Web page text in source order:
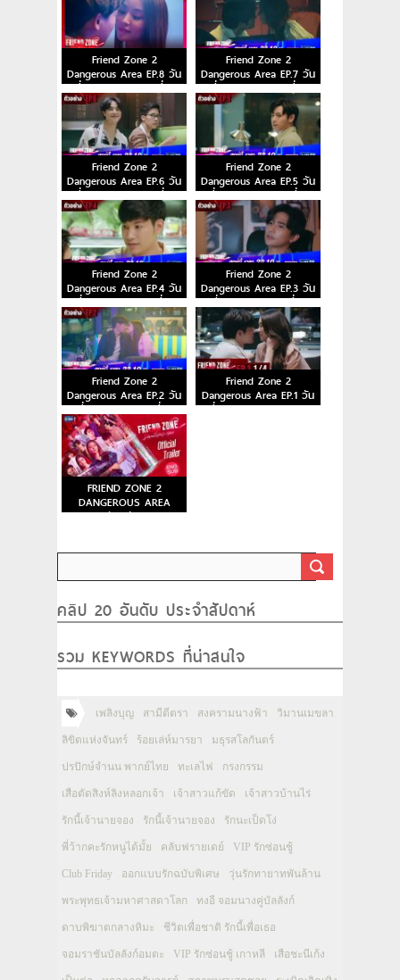
Friend Zone 2
Dangerous Area EP.8 วัน
ที่ 13 พ.ย. 63 ตอนที่ 8
Friend Zone 2
Dangerous Area EP.7 วัน
ที่ 6 พ.ย. 63 ตอนที่ 7
Friend Zone 2
Dangerous Area EP.6 วัน
ที่ 30 ต.ค. 63 ตอนที่ 6
Friend Zone 2
Dangerous Area EP.5 วัน
ที่ 23 ต.ค. 63 ตอนที่ 5
Friend Zone 2
Dangerous Area EP.4 วัน
ที่ 16 ต.ค. 63 ตอนที่ 4
Friend Zone 2
Dangerous Area EP.3 วัน
ที่ 9 ต.ค. 63 ตอนที่ 3
Friend Zone 2
Dangerous Area EP.2 วัน
ที่ 2 ต.ค. 63 ตอนที่ 2
Friend Zone 2
Dangerous Area EP.1 วัน
ที่ 25 ก.ย. 63 ตอนแรก
FRIEND ZONE 2
DANGEROUS AREA
ตัวอย่าง
คลิป 20 อันดับ ประจำสัปดาห์
รวม KEYWORDS ที่น่าสนใจ
เพลิงบุญ สามีตีตรา สงครามนางฟ้า วิมานเมขลา
ลิขิตแห่งจันทร์ ร้อยเล่ห์มารยา มธุรสโลกันตร์
ปรปักษ์จำนน พากย์ไทย ทะเลไฟ กรงกรรม
เสือตัดสิงห์ลิงหลอกเจ้า เจ้าสาวแก้ขัด เจ้าสาวบ้านไร่
รักนี้เจ้านายจอง รักนี้เจ้านายจอง รักนะเป็ดโง่
พี่ว้ากคะรักหนูได้มั้ย คลับฟรายเดย์ VIP รักซ่อนชู้
Club Friday ออกแบบรักฉบับพิเศษ วุ่นรักทายาทพันล้าน
พระพุทธเจ้ามหาศาสดาโลก ทงอี จอมนางคู่บัลลังก์
ดาบพิฆาตกลางหิมะ ชีวิตเพื่อชาติ รักนี้เพื่อเธอ
จอมราชันบัลลังก์อมตะ VIP รักซ่อนชู้ เกาหลี เสือชะนีเก้ง